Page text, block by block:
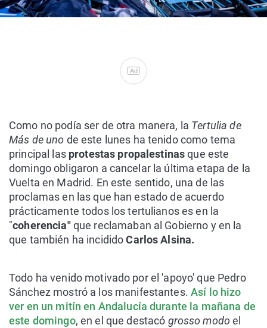
Ad
Como no podía ser de otra manera, la Tertulia de
Más de uno de este lunes ha tenido como tema
principal las protestas propalestinasque este
domingo obligaron a cancelar la última etapa de la
Vuelta en Madrid. En este sentido, una de las
proclamas en las que han estado de acuerdo
prácticamente todos los tertulianos es en la
"coherencia"que reclamaban al Gobierno y en la
que también ha incididoCarlos Alsina.
Todo ha venido motivado por el 'apoyo' que Pedro
Sánchez mostró a los manifestantes.Así lo hizo
ver en un mitín en Andalucía durante la mañana de
este domingo, en el que destacó grosso modoel